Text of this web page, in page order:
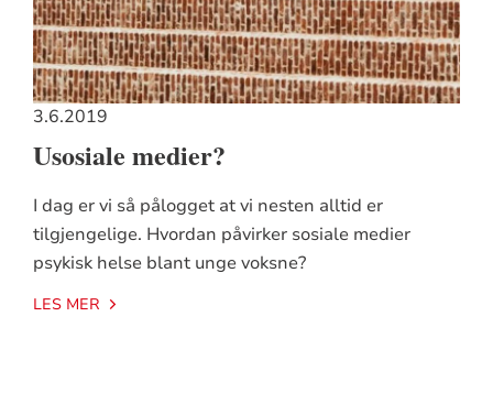
3.6.2019
Usosiale medier?
I dag er vi så pålogget at vi nesten alltid er
tilgjengelige. Hvordan påvirker sosiale medier
psykisk helse blant unge voksne?
LES MER